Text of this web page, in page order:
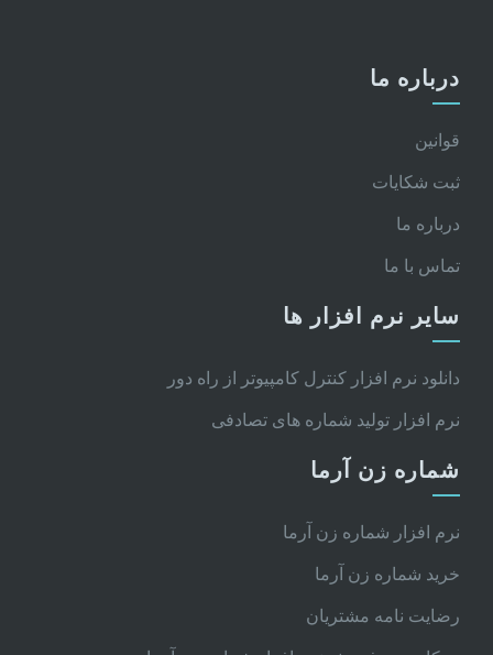
درباره ما
قوانین
ثبت شکایات
درباره ما
تماس با ما
سایر نرم افزار ها
دانلود نرم افزار کنترل کامپیوتر از راه دور
نرم افزار تولید شماره های تصادفی
شماره زن آرما
نرم افزار شماره زن آرما
خرید شماره زن آرما
رضایت نامه مشتریان